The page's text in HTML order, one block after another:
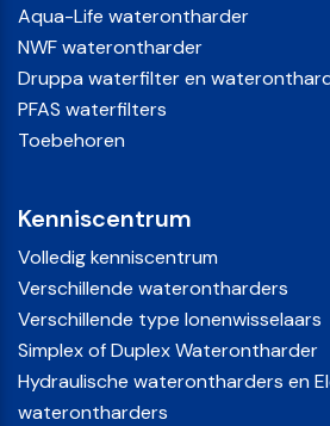
Aqua-Life waterontharder
NWF waterontharder
Druppa waterfilter en
PFAS waterfilters
Toebehoren
Kenniscentrum
Volledig kenniscentrum
Verschillende waterontharders
Verschillende type Ionenwisselaars
Simplex of Duplex Waterontharder
Hydraulische waterontharders en
waterontharders